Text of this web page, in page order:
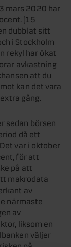
mars 2020 har
(15
dubblat sitt
i Stockholm
rekyl har ökat
avkastning
att du
kan det vara
gång.
sedan börsen
då ett
var i oktober
för att
på att
makrodata
av
närmaste
av
liksom en
väljer